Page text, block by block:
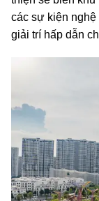
các sự kiện nghệ
giải trí hấp dẫn